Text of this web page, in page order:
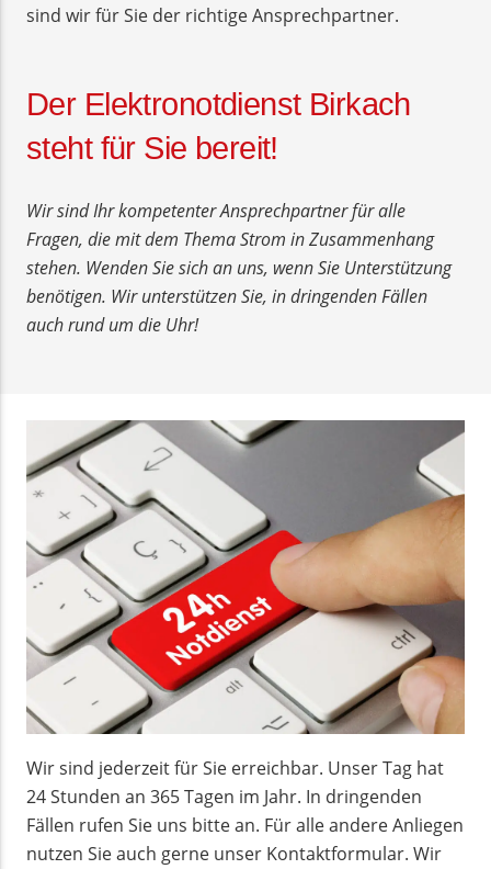
sind wir für Sie der richtige Ansprechpartner.
Der Elektronotdienst Birkach
steht für Sie bereit!
Wir sind Ihr kompetenter Ansprechpartner für alle
Fragen, die mit dem Thema Strom in Zusammenhang
stehen. Wenden Sie sich an uns, wenn Sie Unterstützung
benötigen. Wir unterstützen Sie, in dringenden Fällen
auch rund um die Uhr!
Wir sind jederzeit für Sie erreichbar. Unser Tag hat
24 Stunden an 365 Tagen im Jahr. In dringenden
Fällen rufen Sie uns bitte an. Für alle andere Anliegen
nutzen Sie auch gerne unser Kontaktformular. Wir